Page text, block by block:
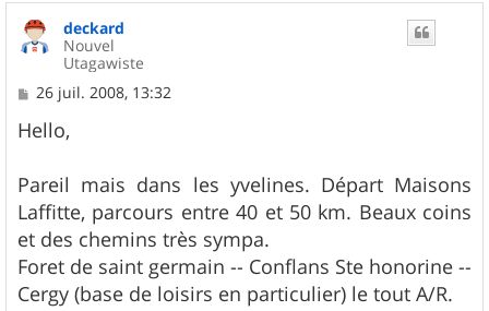
deckard
Nouvel
Utagawiste
M
s
s
g
e
26 juil. 2008, 13:32
Hello,
Pareil mais dans les yvelines. Départ Maisons
Laffitte, parcours entre 40 et 50 km. Beaux coins
et des chemins très sympa.
Foret de saint germain -- Conflans Ste honorine --
Cergy (base de loisirs en particulier) le tout A/R.